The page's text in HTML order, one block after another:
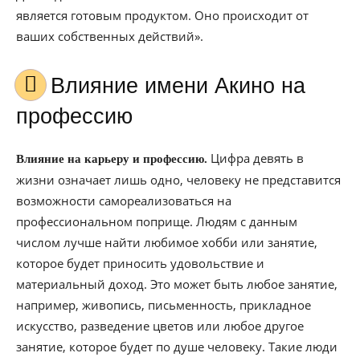
является готовым продуктом. Оно происходит от
ваших собственных действий».
Влияние имени Акино на
профессию
Влияние на карьеру и профессию. Цифра девять в
жизни означает лишь одно, человеку не представится
возможности самореализоваться на
профессиональном поприще. Людям с данным
числом лучше найти любимое хобби или занятие,
которое будет приносить удовольствие и
материальный доход. Это может быть любое занятие,
например, живопись, письменность, прикладное
искусство, разведение цветов или любое другое
занятие, которое будет по душе человеку. Такие люди